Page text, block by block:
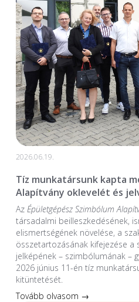
2026.06.19.
Tíz munkatársunk kapta
Alapítvány oklevelét és
Az Épületgépész Szimbólum
társadalmi beilleszkedésének,
elismertségének növelése, a
összetartozásának kifejezése a
jelképének – szimbólumának –
2026 június 11-én tíz
kitüntetését.
Tovább olvasom →